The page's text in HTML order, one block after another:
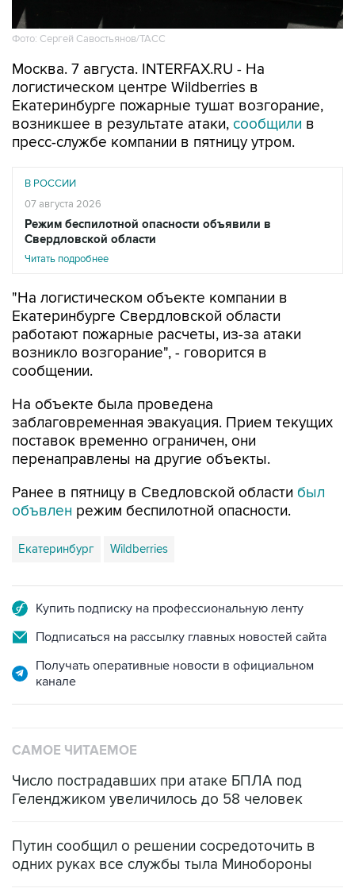
Фото: Сергей Савостьянов/ТАСС
Москва. 7 августа. INTERFAX.RU - На
логистическом центре Wildberries в
Екатеринбурге пожарные тушат возгорание,
возникшее в результате атаки, сообщили в
пресс-службе компании в пятницу утром.
В РОССИИ
07 августа 2026
Режим беспилотной опасности объявили в
Свердловской области
Читать подробнее
"На логистическом объекте компании в
Екатеринбурге Свердловской области
работают пожарные расчеты, из-за атаки
возникло возгорание", - говорится в
сообщении.
На объекте была проведена
заблаговременная эвакуация. Прием текущих
поставок временно ограничен, они
перенаправлены на другие объекты.
Ранее в пятницу в Сведловской области был
объвлен режим беспилотной опасности.
Екатеринбург Wildberries
Купить подписку на профессиональную ленту
Подписаться на рассылку главных новостей сайта
Получать оперативные новости в официальном
канале
САМОЕ ЧИТАЕМОЕ
Число пострадавших при атаке БПЛА под
Геленджиком увеличилось до 58 человек
Путин сообщил о решении сосредоточить в
одних руках все службы тыла Минобороны